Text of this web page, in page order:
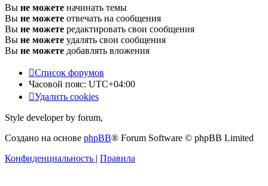
Вы не можете начинать темы
Вы не можете отвечать на сообщения
Вы не можете редактировать свои сообщения
Вы не можете удалять свои сообщения
Вы не можете добавлять вложения
Список форумов
Часовой пояс: UTC+04:00
Удалить cookies
Style developer by forum,
Создано на основе phpBB® Forum Software © phpBB Limited
Конфиденциальность | Правила